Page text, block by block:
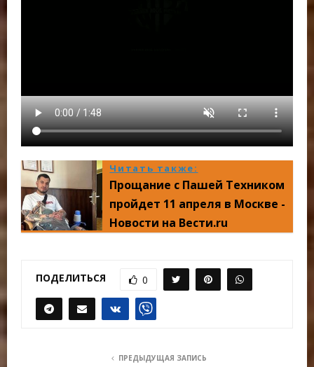
Читать также:
Прощание с Пашей Техником
пройдет 11 апреля в Москве -
Новости на Вести.ru
ПОДЕЛИТЬСЯ 0
ПРЕДЫДУЩАЯ ЗАПИСЬ